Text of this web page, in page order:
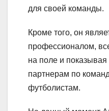
для своей команды.
Кроме того, он
профессионалом,
на поле и
партнерам по
футболистам.